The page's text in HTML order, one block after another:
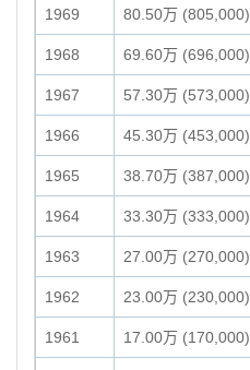
1969 80.50万 (805,000)
1968 69.60万 (696,000)
1967 57.30万 (573,000)
1966 45.30万 (453,000)
1965 38.70万 (387,000)
1964 33.30万 (333,000)
1963 27.00万 (270,000)
1962 23.00万 (230,000)
1961 17.00万 (170,000)